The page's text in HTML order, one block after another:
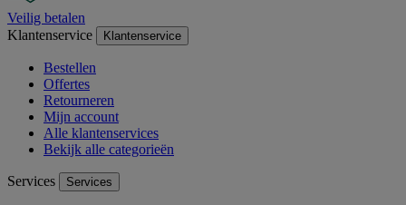
Veilig betalen
Klantenservice
Klantenservice
Bestellen
Offertes
Retourneren
Mijn account
Alle klantenservices
Bekijk alle categorieën
Services Services